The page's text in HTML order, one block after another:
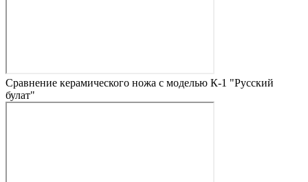
Сравнение керамического ножа с моделью К-1 "Русский
булат"